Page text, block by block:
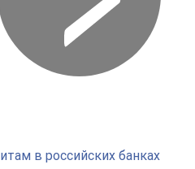
в российских банках